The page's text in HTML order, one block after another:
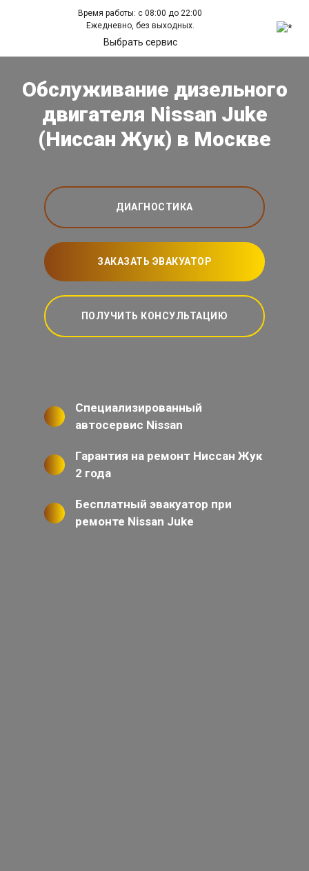
Время работы: с 08:00 до 22:00
Ежедневно, без выходных.
Выбрать сервис
Обслуживание дизельного
двигателя Nissan Juke
(Ниссан Жук) в Москве
ДИАГНОСТИКА
ЗАКАЗАТЬ ЭВАКУАТОР
ПОЛУЧИТЬ КОНСУЛЬТАЦИЮ
Специализированный
автосервис Nissan
Гарантия на ремонт Ниссан Жук
2 года
Бесплатный эвакуатор при
ремонте Nissan Juke